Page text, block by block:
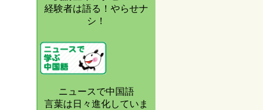
経験者は語る！やらせナ
シ！
ニュースで中国語
言葉は日々進化していま